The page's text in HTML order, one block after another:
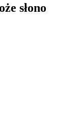
słono